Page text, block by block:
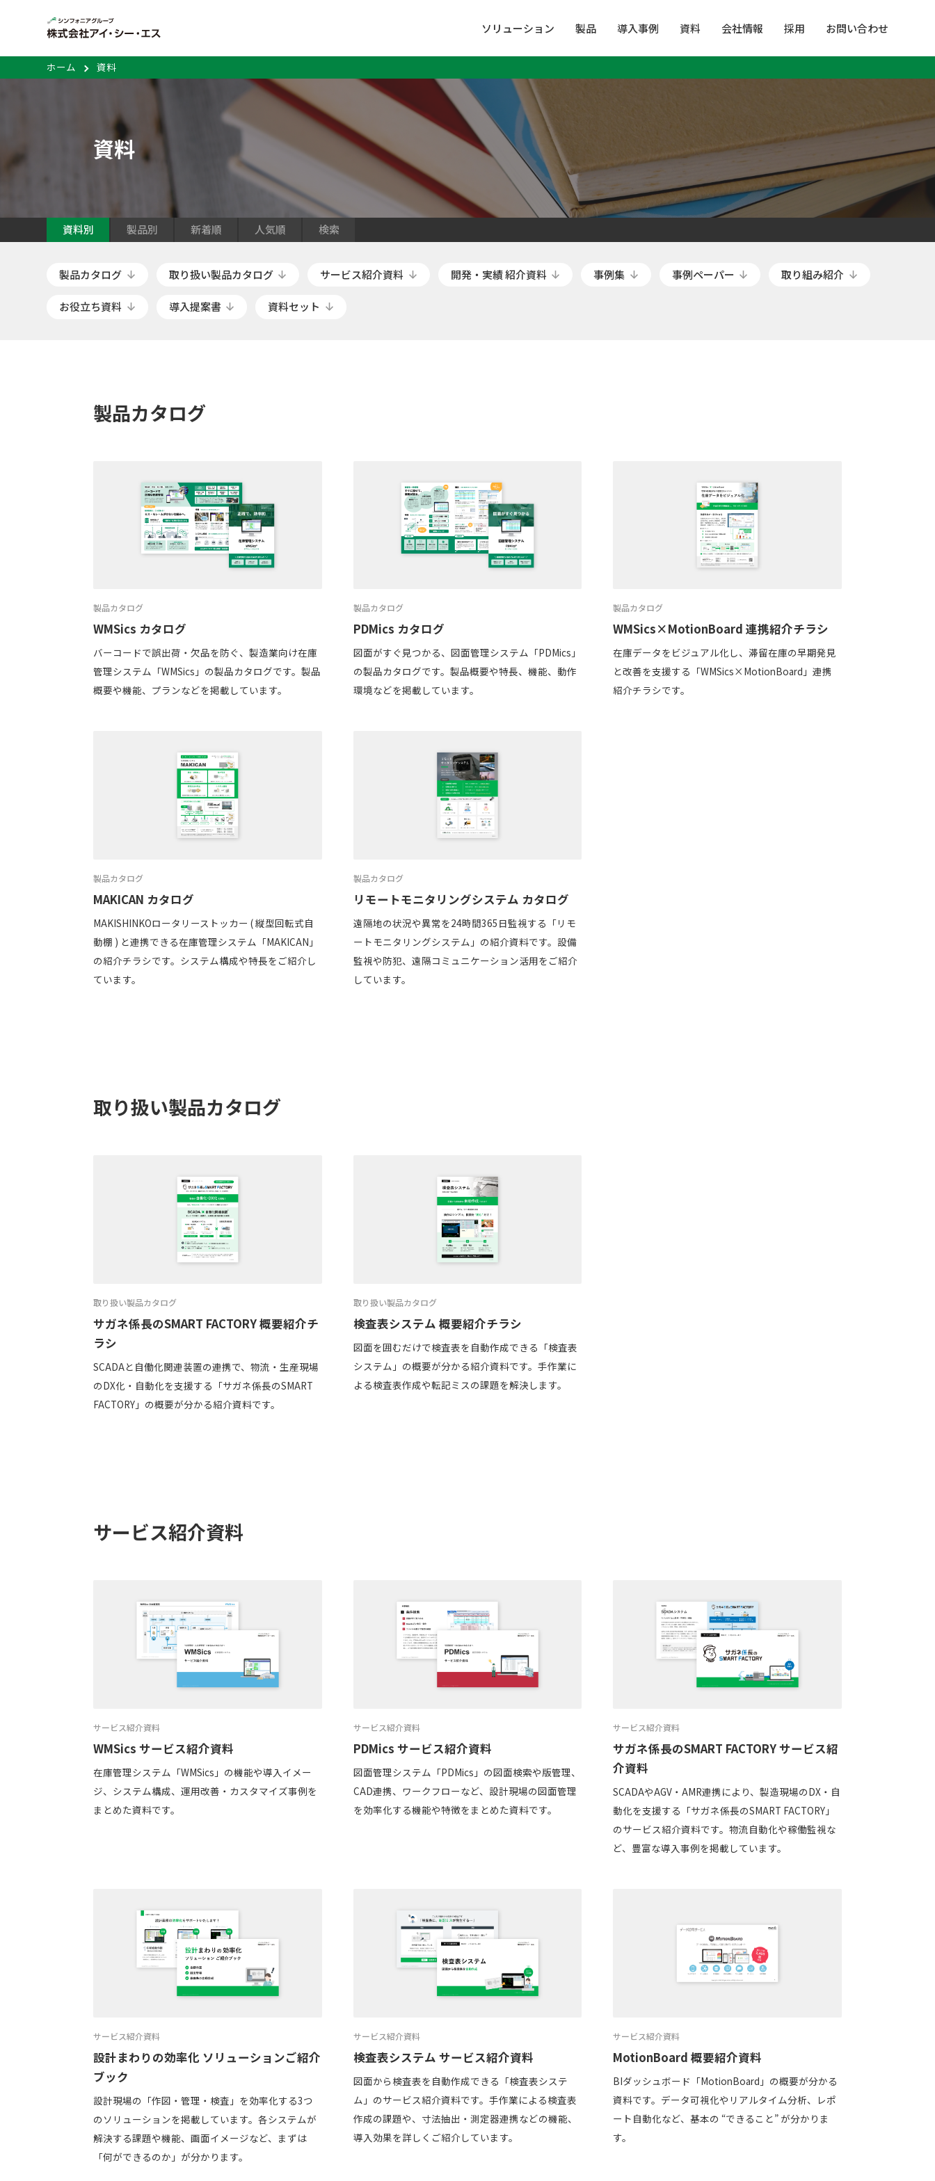
ソリューション 製品 導入事例 資料 会社情報 採用 お問い合わせ
ホーム 資料
資料
資料別 製品別 新着順 人気順 検索
製品カタログ 取り扱い製品カタログ サービス紹介資料 開発・実績 紹介資料 事例集 事例ペーパー 取り組み紹介
お役立ち資料 導入提案書 資料セット
製品カタログ
製品カタログ
WMSics カタログ
バーコードで誤出荷・欠品を防ぐ、製造業向け在庫
管理システム「WMSics」の製品カタログです。製品
概要や機能、プランなどを掲載しています。
製品カタログ
PDMics カタログ
図面がすぐ見つかる、図面管理システム「PDMics」
の製品カタログです。製品概要や特長、機能、動作
環境などを掲載しています。
製品カタログ
WMSics×MotionBoard 連携紹介チラシ
在庫データをビジュアル化し、滞留在庫の早期発見
と改善を支援する「WMSics×MotionBoard」連携
紹介チラシです。
製品カタログ
MAKICAN カタログ
MAKISHINKOロータリーストッカー ( 縦型回転式自
動棚 ) と連携できる在庫管理システム「MAKICAN」
の紹介チラシです。システム構成や特長をご紹介し
ています。
製品カタログ
リモートモニタリングシステム カタログ
遠隔地の状況や異常を24時間365日監視する「リモ
ートモニタリングシステム」の紹介資料です。設備
監視や防犯、遠隔コミュニケーション活用をご紹介
しています。
取り扱い製品カタログ
取り扱い製品カタログ
サガネ係長のSMART FACTORY 概要紹介チ
ラシ
SCADAと自働化関連装置の連携で、物流・生産現場
のDX化・自動化を支援する「サガネ係長のSMART
FACTORY」の概要が分かる紹介資料です。
取り扱い製品カタログ
検査表システム 概要紹介チラシ
図面を囲むだけで検査表を自動作成できる「検査表
システム」の概要が分かる紹介資料です。手作業に
よる検査表作成や転記ミスの課題を解決します。
サービス紹介資料
サービス紹介資料
WMSics サービス紹介資料
在庫管理システム「WMSics」の機能や導入イメー
ジ、システム構成、運用改善・カスタマイズ事例を
まとめた資料です。
サービス紹介資料
PDMics サービス紹介資料
図面管理システム「PDMics」の図面検索や版管理、
CAD連携、ワークフローなど、設計現場の図面管理
を効率化する機能や特徴をまとめた資料です。
サービス紹介資料
サガネ係長のSMART FACTORY サービス紹
介資料
SCADAやAGV・AMR連携により、製造現場のDX・自
動化を支援する「サガネ係長のSMART FACTORY」
のサービス紹介資料です。物流自動化や稼働監視な
ど、豊富な導入事例を掲載しています。
サービス紹介資料
設計まわりの効率化 ソリューションご紹介
ブック
設計現場の「作図・管理・検査」を効率化する3つ
のソリューションを掲載しています。各システムが
解決する課題や機能、画面イメージなど、まずは
「何ができるのか」が分かります。
サービス紹介資料
検査表システム サービス紹介資料
図面から検査表を自動作成できる「検査表システ
ム」のサービス紹介資料です。手作業による検査表
作成の課題や、寸法抽出・測定器連携などの機能、
導入効果を詳しくご紹介しています。
サービス紹介資料
MotionBoard 概要紹介資料
BIダッシュボード「MotionBoard」の概要が分かる
資料です。データ可視化やリアルタイム分析、レポ
ート自動化など、基本の “できること” が分かりま
す。